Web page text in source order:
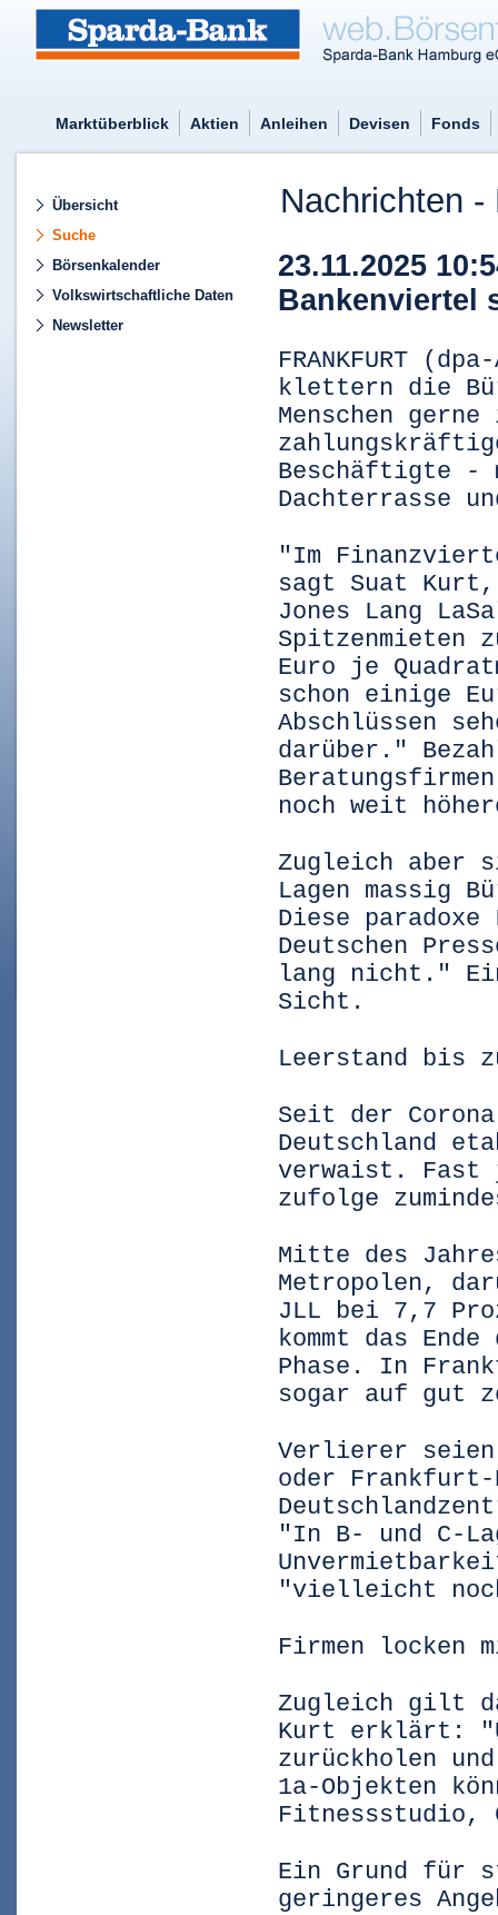
Marktüberblick Aktien Anleihen Devisen Fonds
Übersicht
Suche
Börsenkalender
Volkswirtschaftliche Daten
Newsletter
Nachrichten
23.11.2025
Bankenviertel
FRANKFURT
klettern die
Menschen
Beschäftigte -
Dachterrasse
"Im
sagt Suat Kurt,
Jones Lang
Spitzenmieten
Euro je
schon einige
Abschlüssen
darüber."
noch weit
Zugleich aber
Lagen massig
Diese
Deutschen
lang nicht."
Sicht.
Leerstand bis
Seit der
Deutschland
verwaist.
zufolge
Mitte des
Metropolen,
JLL bei 7,7
kommt das
Phase. In
sogar auf gut
Verlierer seien
oder
"In B- und C-
"vielleicht
Firmen locken
Zugleich gilt
Kurt erklärt:
zurückholen
1a-Objekten
Fitnessstudio,
Ein Grund für
geringeres